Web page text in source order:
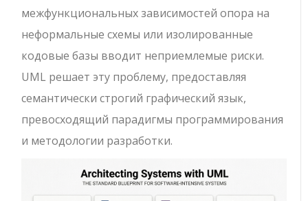
межфункциональных зависимостей опора на
неформальные схемы или изолированные
кодовые базы вводит неприемлемые риски.
UML решает эту проблему, предоставляя
семантически строгий графический язык,
превосходящий парадигмы программирования
и методологии разработки.